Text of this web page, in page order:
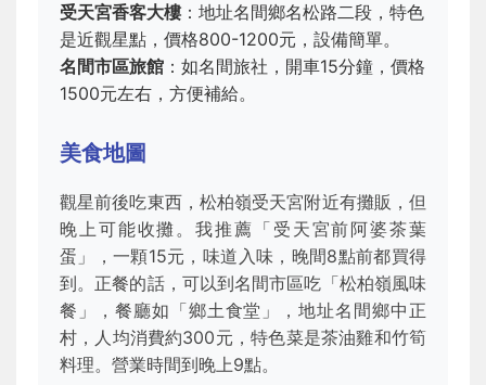
受天宮香客大樓 ：地址名間鄉名松路二段，特色
是近觀星點，價格800-1200元，設備簡單。
名間市區旅館 ：如名間旅社，開車15分鐘，價格
1500元左右，方便補給。
美食地圖
觀星前後吃東西，松柏嶺受天宮附近有攤販，但
晚上可能收攤。我推薦「受天宮前阿婆茶葉
蛋」，一顆15元，味道入味，晚間8點前都買得
到。正餐的話，可以到名間市區吃「松柏嶺風味
餐」，餐廳如「鄉土食堂」，地址名間鄉中正
村，人均消費約300元，特色菜是茶油雞和竹筍
料理。營業時間到晚上9點。